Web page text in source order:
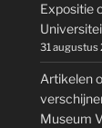
Expositie
31 augustus
Artikelen
Museum